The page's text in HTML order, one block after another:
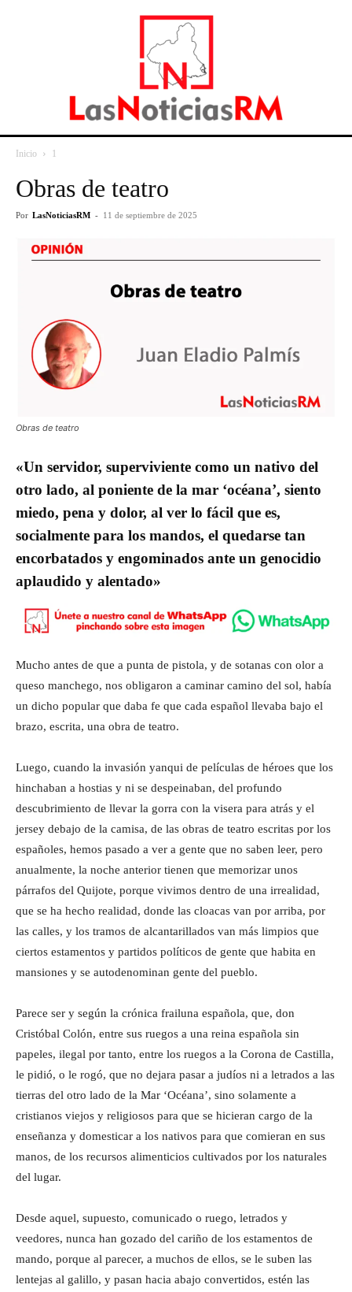
Inicio 1
Obras de teatro
Por LasNoticiasRM - 11 de septiembre de 2025
Obras de teatro
«Un servidor, superviviente como un nativo del
otro lado, al poniente de la mar ‘océana’, siento
miedo, pena y dolor, al ver lo fácil que es,
socialmente para los mandos, el quedarse tan
encorbatados y engominados ante un genocidio
aplaudido y alentado»
Mucho antes de que a punta de pistola, y de sotanas con olor a
queso manchego, nos obligaron a caminar camino del sol, había
un dicho popular que daba fe que cada español llevaba bajo el
brazo, escrita, una obra de teatro.
Luego, cuando la invasión yanqui de películas de héroes que los
hinchaban a hostias y ni se despeinaban, del profundo
descubrimiento de llevar la gorra con la visera para atrás y el
jersey debajo de la camisa, de las obras de teatro escritas por los
españoles, hemos pasado a ver a gente que no saben leer, pero
anualmente, la noche anterior tienen que memorizar unos
párrafos del Quijote, porque vivimos dentro de una irrealidad,
que se ha hecho realidad, donde las cloacas van por arriba, por
las calles, y los tramos de alcantarillados van más limpios que
ciertos estamentos y partidos políticos de gente que habita en
mansiones y se autodenominan gente del pueblo.
Parece ser y según la crónica frailuna española, que, don
Cristóbal Colón, entre sus ruegos a una reina española sin
papeles, ilegal por tanto, entre los ruegos a la Corona de Castilla,
le pidió, o le rogó, que no dejara pasar a judíos ni a letrados a las
tierras del otro lado de la Mar ‘Océana’, sino solamente a
cristianos viejos y religiosos para que se hicieran cargo de la
enseñanza y domesticar a los nativos para que comieran en sus
manos, de los recursos alimenticios cultivados por los naturales
del lugar.
Desde aquel, supuesto, comunicado o ruego, letrados y
veedores, nunca han gozado del cariño de los estamentos de
mando, porque al parecer, a muchos de ellos, se le suben las
lentejas al galillo, y pasan hacia abajo convertidos, estén las